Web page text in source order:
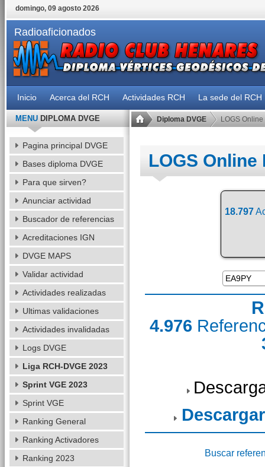
domingo, 09 agosto 2026
Radioaficionados
Inicio Acerca del RCH Actividades RCH La sede del RCH
Diploma DVGE LOGS Online
LOGS Online
18.797
4.976
Buscar
MENUDIPLOMA DVGE
Pagina principal DVGE
Bases diploma DVGE
Para que sirven?
Anunciar actividad
Buscador de referencias
Acreditaciones IGN
DVGE MAPS
Validar actividad
Actividades realizadas
Ultimas validaciones
Actividades invalidadas
Logs DVGE
Liga RCH-DVGE 2023
Sprint VGE 2023
Sprint VGE
Ranking General
Ranking Activadores
Ranking 2023